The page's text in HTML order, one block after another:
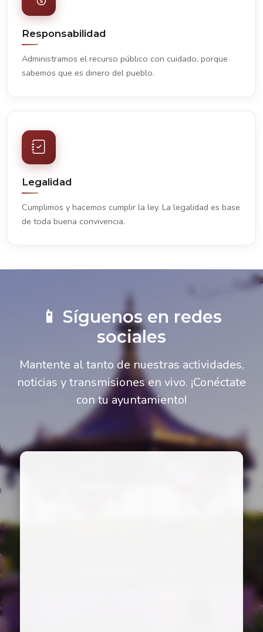
Responsabilidad
Administramos el recurso público con cuidado, porque
sabemos que es dinero del pueblo.
Legalidad
Cumplimos y hacemos cumplir la ley. La legalidad es base
de toda buena convivencia.
📱 Síguenos en redes
sociales
Mantente al tanto de nuestras actividades,
noticias y transmisiones en vivo. ¡Conéctate
con tu ayuntamiento!